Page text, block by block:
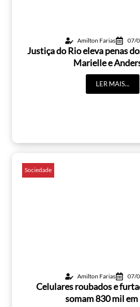
Amilton Farias 07/
Justiça do Rio eleva penas
Marielle e
LER MAIS...
Sociedade
Amilton Farias 07/
Celulares roubados e
somam 830 mil